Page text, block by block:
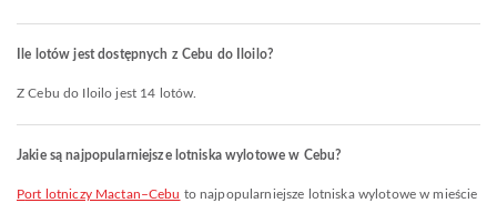
Ile lotów jest dostępnych z Cebu do Iloilo?
Z Cebu do Iloilo jest 14 lotów.
Jakie są najpopularniejsze lotniska wylotowe w Cebu?
Port lotniczy Mactan–Cebu to najpopularniejsze lotniska wylotowe w mieście